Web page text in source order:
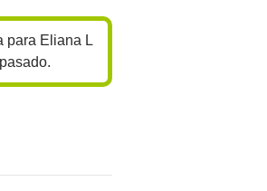
para Eliana L